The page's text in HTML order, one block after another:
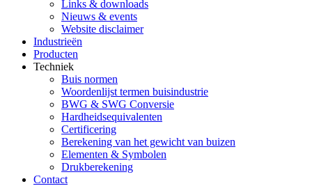
Links & downloads
Nieuws & events
Website disclaimer
Industrieën
Producten
Techniek
Buis normen
Woordenlijst termen buisindustrie
BWG & SWG Conversie
Hardheidsequivalenten
Certificering
Berekening van het gewicht van buizen
Elementen & Symbolen
Drukberekening
Contact